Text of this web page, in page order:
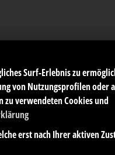
und 13:00 - 18:00
und 13:00 - 18:00
Surf-Erlebnis zu
von Nutzungsprofilen oder
verwendeten Cookies und
erst nach Ihrer aktiven